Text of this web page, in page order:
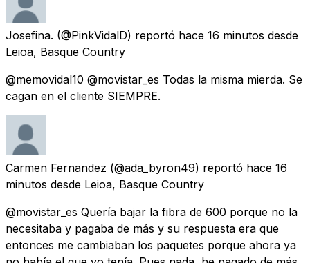
Josefina. (@PinkVidalD) reportó hace 16 minutos desde
Leioa, Basque Country
@memovidal10 @movistar_es Todas la misma mierda. Se
cagan en el cliente SIEMPRE.
Carmen Fernandez (@ada_byron49) reportó hace 16
minutos desde Leioa, Basque Country
@movistar_es Quería bajar la fibra de 600 porque no la
necesitaba y pagaba de más y su respuesta era que
entonces me cambiaban los paquetes porque ahora ya